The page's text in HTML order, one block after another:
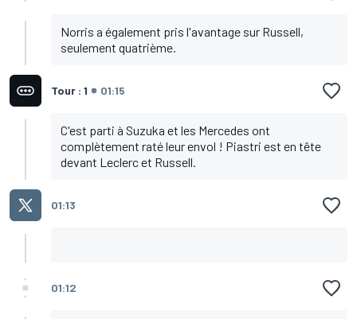
Norris a également pris l'avantage sur Russell,
seulement quatrième.
Tour : 1 01:15
C'est parti à Suzuka et les Mercedes ont
complètement raté leur envol ! Piastri est en tête
devant Leclerc et Russell.
01:13
01:12